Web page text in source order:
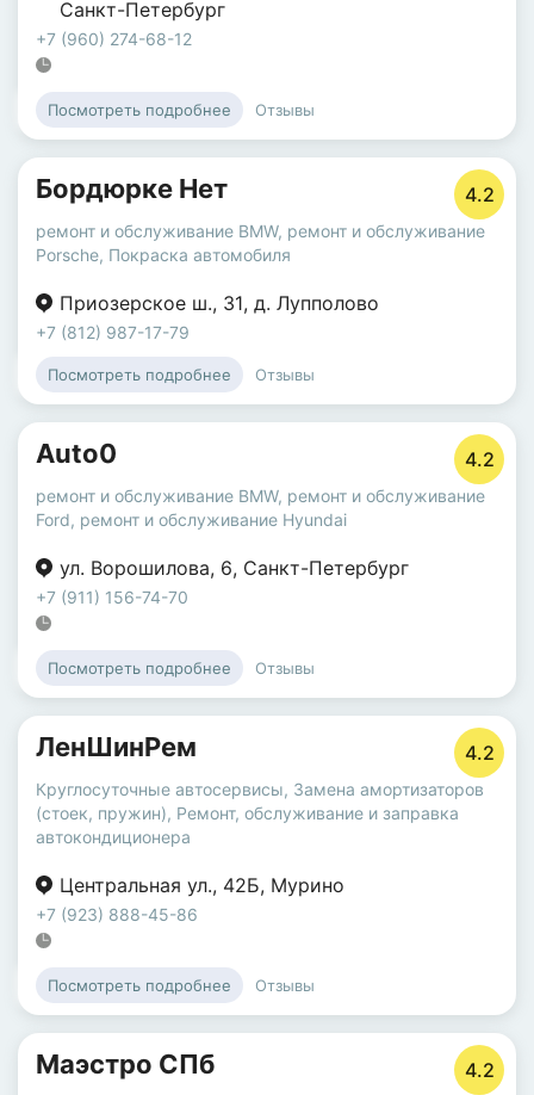
Санкт-Петербург
+7 (960) 274-68-12
Посмотреть подробнее Отзывы
Бордюрке Нет 4.2
ремонт и обслуживание BMW, ремонт и обслуживание
Porsche, Покраска автомобиля
Приозерское ш., 31, д. Лупполово
+7 (812) 987-17-79
Посмотреть подробнее Отзывы
Auto0 4.2
ремонт и обслуживание BMW, ремонт и обслуживание
Ford, ремонт и обслуживание Hyundai
ул. Ворошилова, 6, Санкт-Петербург
+7 (911) 156-74-70
Посмотреть подробнее Отзывы
ЛенШинРем 4.2
Круглосуточные автосервисы, Замена амортизаторов
(стоек, пружин), Ремонт, обслуживание и заправка
автокондиционера
Центральная ул., 42Б, Мурино
+7 (923) 888-45-86
Посмотреть подробнее Отзывы
Маэстро СПб 4.2